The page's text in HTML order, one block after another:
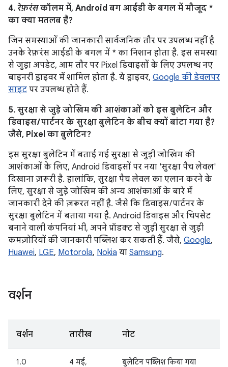
4. रेफ़रंसकॉलम में, Android बग आईडी के बगल में मौजूद *
का क्या मतलब है?
जिन समस्याओं की जानकारी सार्वजनिक तौर पर उपलब्ध नहीं है
उनके रेफ़रंस आईडी के बगल में * का निशान होता है. इस समस्या
से जुड़ा अपडेट, आम तौर पर Pixel डिवाइसों के लिए उपलब्ध नए
बाइनरी ड्राइवर में शामिल होता है. ये ड्राइवर, Google की डेवलपर
साइट पर उपलब्ध होते हैं.
5. सुरक्षा से जुड़े जोखिम की आशंकाओं को इस बुलेटिन और
डिवाइस / पार्टनर के सुरक्षा बुलेटिन के बीच क्यों बांटा गया है?
जैसे, Pixel का बुलेटिन?
इस सुरक्षा बुलेटिन में बताई गई सुरक्षा से जुड़ी जोखिम की
आशंकाओं के लिए, Android डिवाइसों पर नया 'सुरक्षा पैच लेवल'
दिखाना ज़रूरी है. हालांकि, सुरक्षा पैच लेवल का एलान करने के
लिए, सुरक्षा से जुड़े जोखिम की अन्य आशंकाओं के बारे में
जानकारी देने की ज़रूरत नहीं है. जैसे कि डिवाइस / पार्टनर के
सुरक्षा बुलेटिन में बताया गया है. Android डिवाइस और चिपसेट
बनाने वाली कंपनियां भी, अपने प्रॉडक्ट से जुड़ी सुरक्षा से जुड़ी
कमज़ोरियों की जानकारी पब्लिश कर सकती हैं. जैसे, Google,
Huawei, LGE, Motorola, Nokia या Samsung.
वर्शन
वर्शन तारीख नोट
1.0
4 मई,
बुलेटिन पब्लिश किया गया